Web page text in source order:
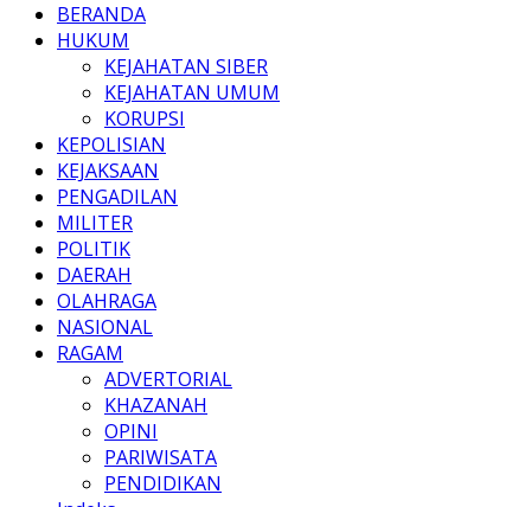
BERANDA
HUKUM
KEJAHATAN SIBER
KEJAHATAN UMUM
KORUPSI
KEPOLISIAN
KEJAKSAAN
PENGADILAN
MILITER
POLITIK
DAERAH
OLAHRAGA
NASIONAL
RAGAM
ADVERTORIAL
KHAZANAH
OPINI
PARIWISATA
PENDIDIKAN